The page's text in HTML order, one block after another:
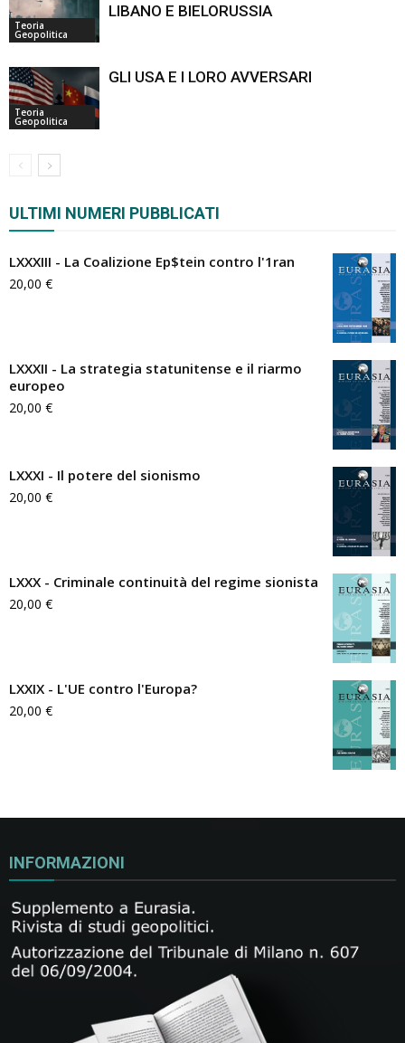
Teoria
Geopolitica
LIBANO E BIELORUSSIA
Teoria
Geopolitica
GLI USA E I LORO AVVERSARI
ULTIMI NUMERI PUBBLICATI
LXXXIII - La Coalizione Ep$tein contro l'1ran
20,00 €
LXXXII - La strategia statunitense e il riarmo
europeo
20,00 €
LXXXI - Il potere del sionismo
20,00 €
LXXX - Criminale continuità del regime sionista
20,00 €
LXXIX - L'UE contro l'Europa?
20,00 €
INFORMAZIONI